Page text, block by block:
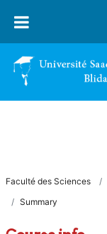
Faculté des Sciences
Summary